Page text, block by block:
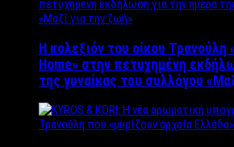
Η κολεξιόν του οίκου
Home» στην πετυχημένη
της γυναίκας του συλλόγου